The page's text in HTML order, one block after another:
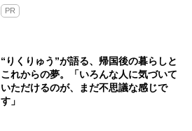
PR
“りくりゅう”が語る、帰国後の暮らしと
これからの夢。「いろんな人に気づいて
いただけるのが、まだ不思議な感じで
す」